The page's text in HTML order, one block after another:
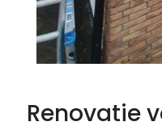
Renovatie